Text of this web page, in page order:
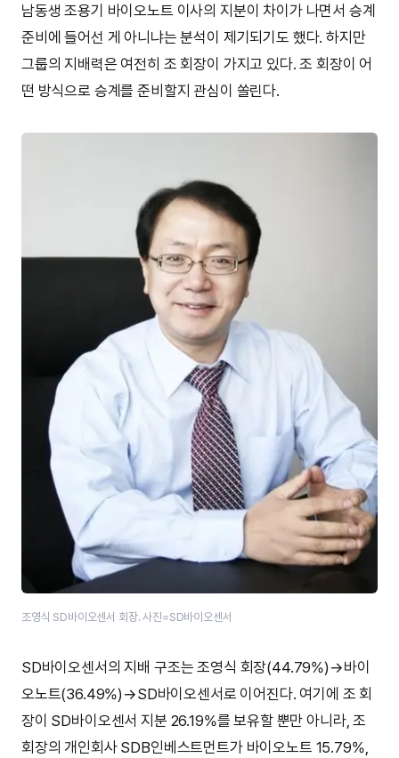
남동생 조용기 바이오노트 이사의 지분이 차이가 나면서 승계
준비에 들어선 게 아니냐는 분석이 제기되기도 했다. 하지만
그룹의 지배력은 여전히 조 회장이 가지고 있다. 조 회장이 어
떤 방식으로 승계를 준비할지 관심이 쏠린다.
조영식 SD바이오센서 회장. 사진=SD바이오센서
SD바이오센서의 지배 구조는 조영식 회장(44.79%)→바이
오노트(36.49%)→SD바이오센서로 이어진다. 여기에 조 회
장이 SD바이오센서 지분 26.19%를 보유할 뿐만 아니라, 조
회장의 개인회사 SDB인베스트먼트가 바이오노트 15.79%,